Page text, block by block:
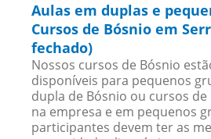
Aulas em duplas e
Cursos de Bósnio em
fechado)
Nossos cursos de Bósnio
disponíveis para pequenos
dupla de Bósnio ou cursos
na empresa e em pequenos
participantes devem ter as